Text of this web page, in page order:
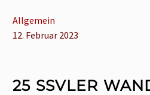
Allgemein
12. Februar 2023
25 SSVLER